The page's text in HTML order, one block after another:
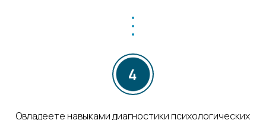
Овладеете навыками диагностики психологических